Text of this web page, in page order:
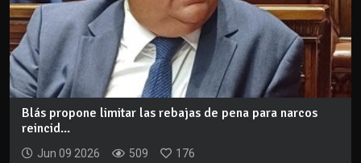
Blás propone limitar las rebajas de pena para narcos
reincid...
Jun 09 2026 509 176